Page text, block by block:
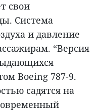
свои
Система
и давление
“Версия
Boeing 787-9.
садятся на